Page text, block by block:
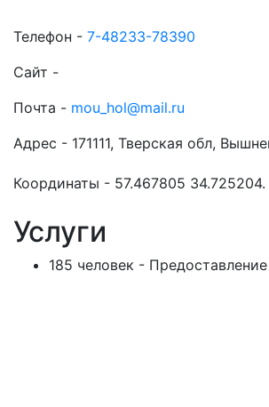
Телефон - 7-48233-78390
Сайт -
Почта - mou_hol@mail.ru
Адрес - 171111, Тверская обл,
Координаты - 57.467805 34.725204.
Услуги
185 человек -